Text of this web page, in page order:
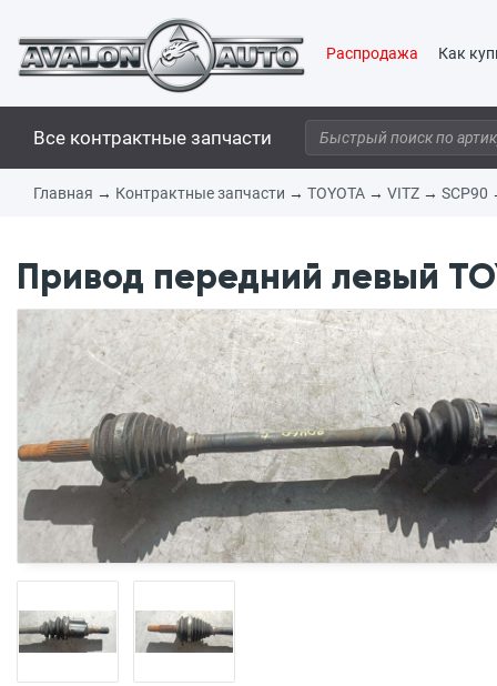
Распродажа Как
Все контрактные запчасти
Главная → Контрактные запчасти → TOYOTA → VITZ → SCP90
Привод передний левый